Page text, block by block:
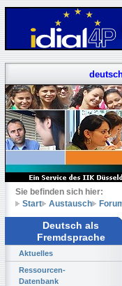
Sie befinden sich hier:
Start
Austausch
Deutsch als
Fremdsprache
Aktuelles
Ressourcen-
Datenbank